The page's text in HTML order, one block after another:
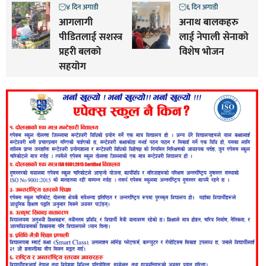
आगलागी
पीडितलाई सशस्त्र
प्रहरी बलको
सहयोग
४ दिन अगाडी
अनाथ बालकहरु
लाई नेपाली सेनाको
विशेष भोजन
६ दिन अगाडी